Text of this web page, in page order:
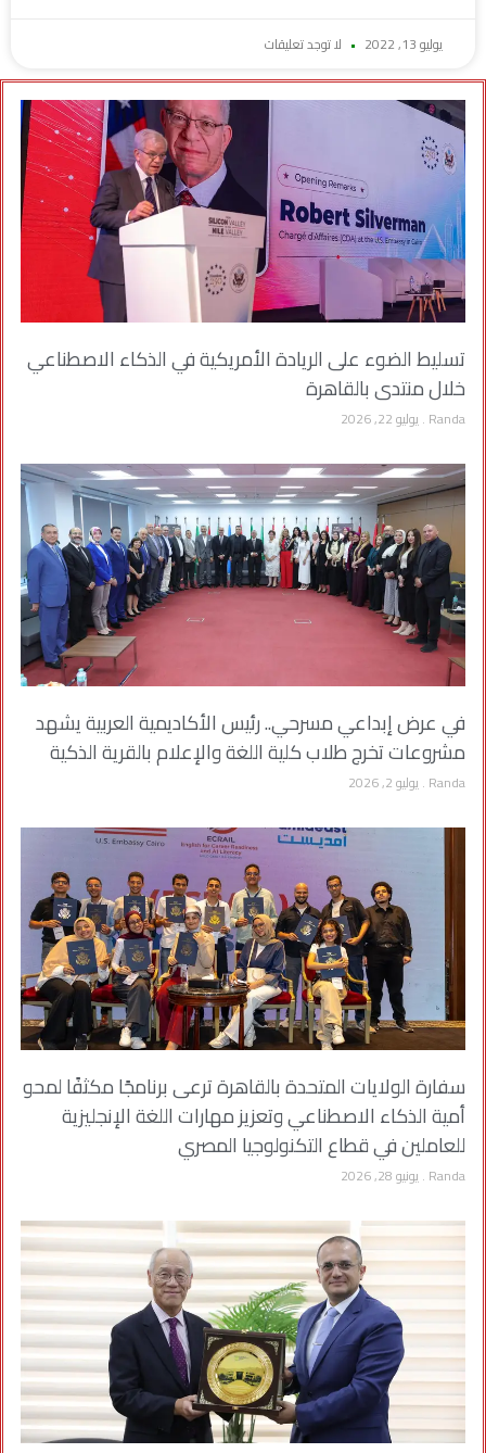
يوليو 13, 2022 لا توجد تعليقات
تسليط الضوء على الريادة الأمريكية في الذكاء الاصطناعي
خلال منتدى بالقاهرة
Randa يوليو 22, 2026
في عرض إبداعي مسرحي.. رئيس الأكاديمية العربية يشهد
مشروعات تخرج طلاب كلية اللغة والإعلام بالقرية الذكية
Randa يوليو 2, 2026
سفارة الولايات المتحدة بالقاهرة ترعى برنامجًا مكثفًا لمحو
أمية الذكاء الاصطناعي وتعزيز مهارات اللغة الإنجليزية
للعاملين في قطاع التكنولوجيا المصري
Randa يونيو 28, 2026